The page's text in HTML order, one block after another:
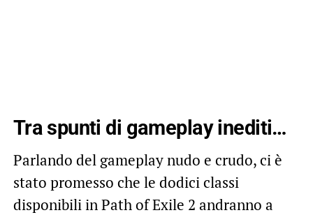
Tra spunti di gameplay inediti…
Parlando del gameplay nudo e crudo, ci è
stato promesso che le dodici classi
disponibili in Path of Exile 2 andranno a